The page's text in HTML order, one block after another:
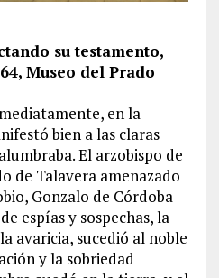
su testamento,
Museo del Prado
en la
bien a las claras
El arzobispo de
de Talavera amenazado
Gonzalo de Córdoba
espías y sospechas, la
avaricia, sucedió al noble
y la sobriedad